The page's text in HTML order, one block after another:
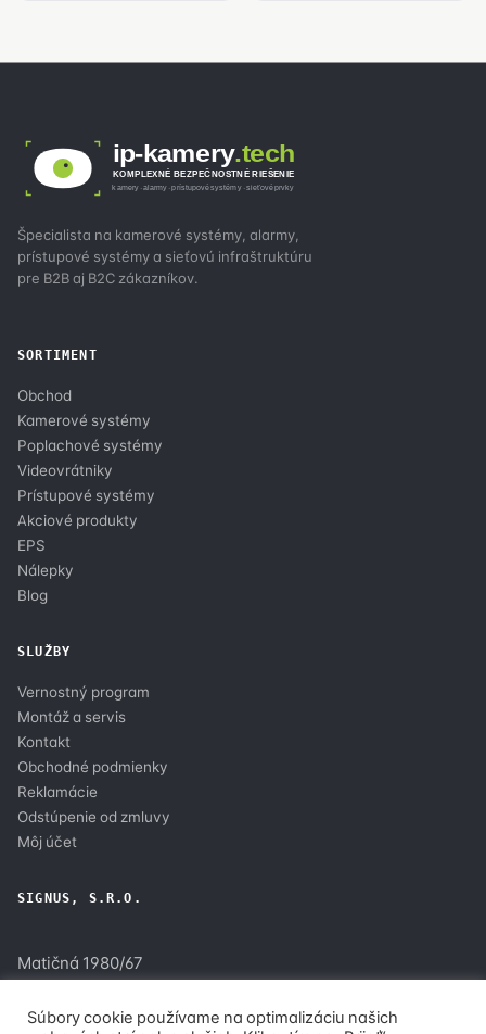
ip-kamery.tech
KOMPLEXNÉ BEZPEČNOSTNÉ RIEŠENIE
kamery · alarmy · prístupové systémy · sieťové prvky
Špecialista na kamerové systémy, alarmy,
prístupové systémy a sieťovú infraštruktúru
pre B2B aj B2C zákazníkov.
SORTIMENT
Obchod
Kamerové systémy
Poplachové systémy
Videovrátniky
Prístupové systémy
Akciové produkty
EPS
Nálepky
Blog
SLUŽBY
Vernostný program
Montáž a servis
Kontakt
Obchodné podmienky
Reklamácie
Odstúpenie od zmluvy
Môj účet
SIGNUS, S.R.O.
Matičná 1980/67
900 28 Ivanka pri Dunaji
Súbory cookie používame na optimalizáciu našich